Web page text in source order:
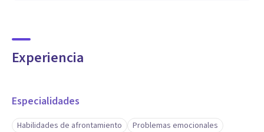
Experiencia
Especialidades
Habilidades de afrontamiento
Problemas emocionales